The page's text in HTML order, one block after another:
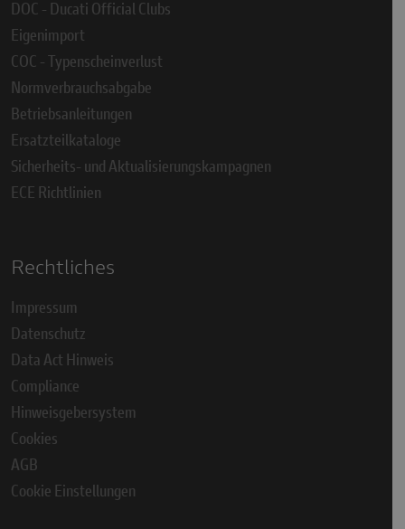
DOC - Ducati Official Clubs
Eigenimport
COC - Typenscheinverlust
Normverbrauchsabgabe
Betriebsanleitungen
Ersatzteilkataloge
Sicherheits- und Aktualisierungskampagnen
ECE Richtlinien
Rechtliches
Impressum
Datenschutz
Data Act Hinweis
Compliance
Hinweisgebersystem
Cookies
AGB
Cookie Einstellungen